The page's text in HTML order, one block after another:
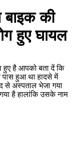
की
हुए घायल
हुए है आपको बता दें कि
पास हुआ था हादसे में
से अस्पताल भेजा गया
है हालांकि उसके नाम